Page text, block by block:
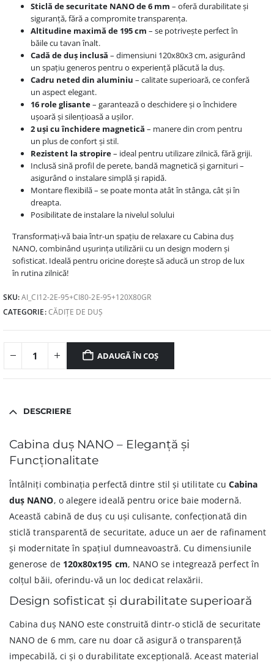
Sticlă de securitate NANO de 6 mm – oferă durabilitate și
siguranță, fără a compromite transparența.
Altitudine maximă de 195 cm – se potrivește perfect în
băile cu tavan înalt.
Cadă de duș inclusă – dimensiuni 120x80x3 cm, asigurând
un spațiu generos pentru o experiență plăcută la duș.
Cadru neted din aluminiu – calitate superioară, ce conferă
un aspect elegant.
16 role glisante– garantează o deschidere și o închidere
ușoară și silențioasă a ușilor.
2 uși cu închidere magnetică – manere din crom pentru
un plus de confort și stil.
Rezistent la stropire– ideal pentru utilizare zilnică, fără griji.
Inclusă sină profil de perete, bandă magnetică și garnituri –
asigurând o instalare simplă și rapidă.
Montare flexibilă – se poate monta atât în stânga, cât și în
dreapta.
Posibilitate de instalare la nivelul solului
Transformați-vă baia într-un spațiu de relaxare cu Cabina duș
NANO, combinând ușurința utilizării cu un design modern și
sofisticat. Ideală pentru oricine dorește să aducă un strop de lux
în rutina zilnică!
SKU:AI_CI12-2E-95+CI80-2E-95+120X80GR
CATEGORIE:CĂDIȚE DE DUȘ
ADAUGĂ ÎN COȘ
DESCRIERE
Cabina duș NANO – Eleganță și
Funcționalitate
Întâlniți combinația perfectă dintre stil și utilitate cuCabina
duș NANO, o alegere ideală pentru orice baie modernă.
Această cabină de duș cu uși culisante, confecționată din
sticlă transparentă de securitate, aduce un aer de rafinament
și modernitate în spațiul dumneavoastră. Cu dimensiunile
generose de 120x80x195 cm, NANO se integrează perfect în
colțul băii, oferindu-vă un loc dedicat relaxării.
Design sofisticat și durabilitate superioară
Cabina duș NANO este construită dintr-o sticlă de securitate
NANO de 6 mm, care nu doar că asigură o transparență
impecabilă, ci și o durabilitate excepțională. Aceast material